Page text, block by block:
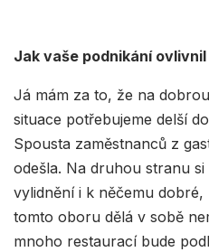
Jak vaše podnikání
Já mám za to, že na
situace potřebujeme delší
Spousta zaměstnanců z
odešla. Na druhou stranu
vylidnění i k něčemu
tomto oboru dělá v sobě
mnoho restaurací bude